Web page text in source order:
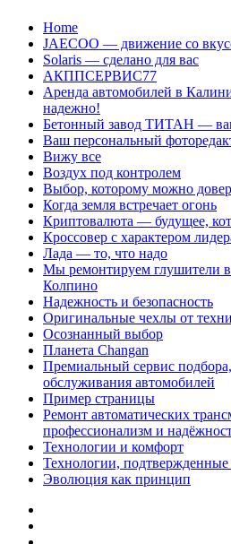
Перейти
содержанию
Home
JAECOO — движение со
Solaris — сделано для вас
АКППСЕРВИС77
Аренда автомобилей в
надежно!
Бетонный завод ТИТАН —
Ваш персональный
Вижу все
Воздух под контролем
Выбор, которому можно
Когда земля встречает огонь
Криптовалюта — будущее,
Кроссовер с характером
Лада — то, что надо
Мы ремонтируем глушители
Колпино
Надежность и безопасность
Оригинальные чехлы от
Осознанный выбор
Планета Changan
Премиальный сервис
обслуживания автомобилей
Пример страницы
Ремонт автоматических
профессионализм и
Технологии и комфорт
Технологии, подтвержденные
Эволюция как принцип